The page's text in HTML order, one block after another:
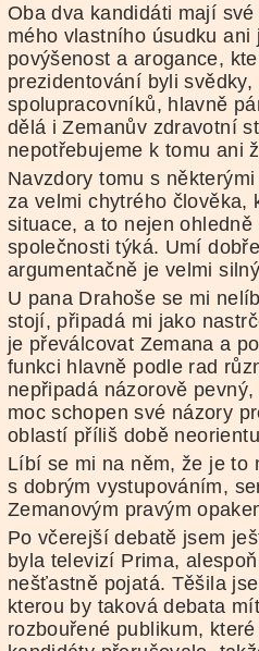
Oba dva kandidáti mají
mého vlastního úsudku
povýšenost a arogance,
prezidentování byli
spolupracovníků, hlavně
dělá i Zemanův zdravotní
nepotřebujeme k tomu ani
Navzdory tomu s
za velmi chytrého člověka,
situace, a to nejen
společnosti týká. Umí
argumentačně je velmi
U pana Drahoše se mi
stojí, připadá mi jako
je převálcovat Zemana a
funkci hlavně podle rad
nepřipadá názorově
moc schopen své názory
oblastí příliš době
Líbí se mi na něm, že je to
s dobrým vystupováním,
Zemanovým pravým
Po včerejší debatě jsem
byla televizí Prima,
nešťastně pojatá. Těšila
kterou by taková debata
rozbouřené publikum,